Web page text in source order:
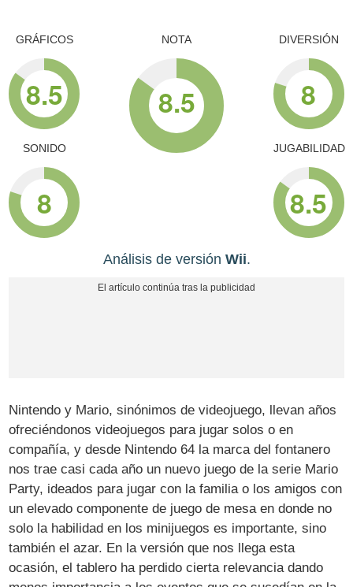
GRÁFICOS
8.5
SONIDO
8
NOTA
8.5
DIVERSIÓN
8
JUGABILIDAD
8.5
Análisis de versión Wii.
Nintendo y Mario, sinónimos de videojuego, llevan años
ofreciéndonos videojuegos para jugar solos o en
compañía, y desde Nintendo 64 la marca del fontanero
nos trae casi cada año un nuevo juego de la serie Mario
Party, ideados para jugar con la familia o los amigos con
un elevado componente de juego de mesa en donde no
solo la habilidad en los minijuegos es importante, sino
también el azar. En la versión que nos llega esta
ocasión, el tablero ha perdido cierta relevancia dando